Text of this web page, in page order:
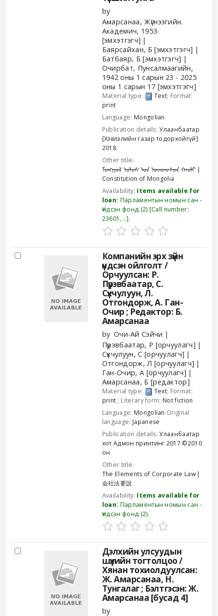
by
Амарсанаа, Жүгнээгийн.
Академич, 1953-
[эмхэтгэгч]
Баярсайхан, Б [эмхэтгэгч]
Батбаяр, Б [эмхэтгэгч]
Очирбат, Пунсалмаагийн,
1942 оны 1 сарын 23 - 2025
оны 1 сарын 17 [эмхэтгэгч]
Material type: Text; Format:
print
Language: Mongolian
Publication details:Улаанбаатар
[Хэвлэлийн газар тодорхойгүй]
2018
Other title:
ᠮᠣᠩᠭᠣᠯ ᠤᠯᠤᠰ ᠤᠨ ᠦᠨᠳᠦᠰᠦᠨ ᠬᠠᠤᠯᠢ
Constitution of Mongolia
Availability: Items available for
loan: Парламентын номын сан -
Үндсэн фонд (2) Call number:
23601, .. .
Компанийн эрх зүйн
үндсэн ойлголт /
Орчуулсан: Р.
Пүрэвбаатар, С.
Сүхчулуун, Л.
Отгондорж, А. Ган-
Очир ; Редактор: Б.
Амарсанаа
by Очи-Ай Сэйчи
Пүрэвбаатар, Р [орчуулагч]
Сүхчулуун, С [орчуулагч]
Отгондорж, Л [орчуулагч]
Ган-Очир, А [орчуулагч]
Амарсанаа, Б [редактор]
Material type: Text; Format:
print ; Literary form:Not fiction
Language: Mongolian Original
language: Japanese
Publication details:Улаанбаатар
хот Адмон принтинг 2017 ©2010
он
Other title:
The Elements of Corporate Law
会社法要說
Availability: Items available for
loan: Парламентын номын сан -
Үндсэн фонд (2).
Дэлхийн улсуудын
шүүхийн тогтолцоо /
Хянан тохиолдуулсан:
Ж. Амарсанаа, Н.
Тунгалаг ; Бэлтгэсэн: Ж.
Амарсанаа [бусад 4]
by